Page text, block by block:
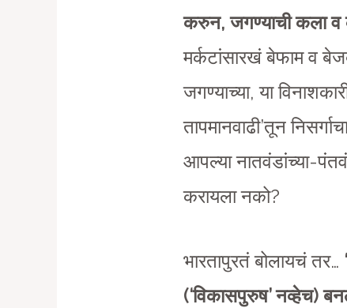
करुन, जगण्याची कला व
मर्कटांसारखं बेफाम व
जगण्याच्या, या
तापमानवाढी’तून
आपल्या नातवंडांच्या-
करायला नको?
भारतापुरतं बोलायचं तर…
(‘विकासपुरुष’ नव्हेच)